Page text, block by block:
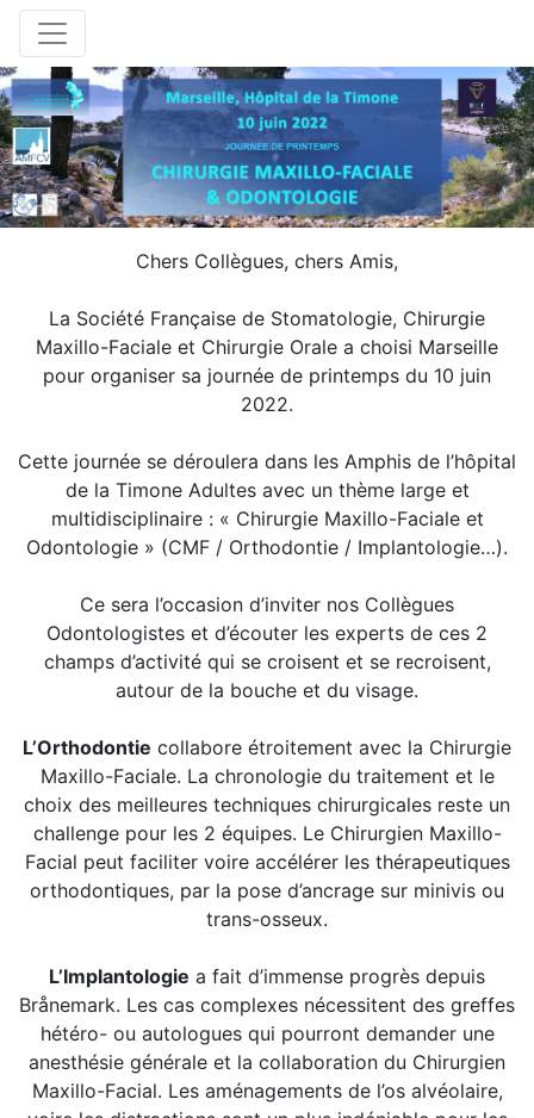
Chers Collègues, chers Amis,
La Société Française de Stomatologie, Chirurgie
Maxillo-Faciale et Chirurgie Orale a choisi Marseille
pour organiser sa journée de printemps du 10 juin
2022.
Cette journée se déroulera dans les Amphis de l’hôpital
de la Timone Adultes avec un thème large et
multidisciplinaire : « Chirurgie Maxillo-Faciale et
Odontologie » (CMF / Orthodontie / Implantologie…).
Ce sera l’occasion d’inviter nos Collègues
Odontologistes et d’écouter les experts de ces 2
champs d’activité qui se croisent et se recroisent,
autour de la bouche et du visage.
L’Orthodontie collabore étroitement avec la Chirurgie
Maxillo-Faciale. La chronologie du traitement et le
choix des meilleures techniques chirurgicales reste un
challenge pour les 2 équipes. Le Chirurgien Maxillo-
Facial peut faciliter voire accélérer les thérapeutiques
orthodontiques, par la pose d’ancrage sur minivis ou
trans-osseux.
L’Implantologie a fait d’immense progrès depuis
Brånemark. Les cas complexes nécessitent des greffes
hétéro- ou autologues qui pourront demander une
anesthésie générale et la collaboration du Chirurgien
Maxillo-Facial. Les aménagements de l’os alvéolaire,